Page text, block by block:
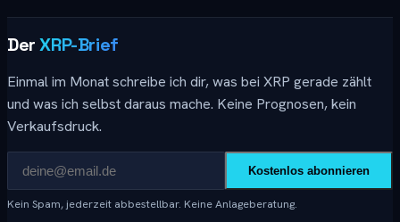
DerXRP-Brief
Einmal im Monat schreibe ich dir, was bei XRP gerade zählt
und was ich selbst daraus mache. Keine Prognosen, kein
Verkaufsdruck.
Kostenlos abonnieren
Kein Spam, jederzeit abbestellbar. Keine Anlageberatung.